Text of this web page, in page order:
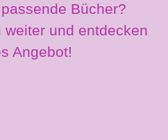
Bücher?
und entdecken
Angebot!